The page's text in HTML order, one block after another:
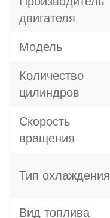
двигателя
Модель
Количество
цилиндров
Скорость
вращения
Тип охлаждения
Вид топлива